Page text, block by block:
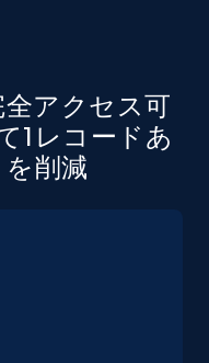
料トライアル
and
アクセス可
1レコードあ
削減